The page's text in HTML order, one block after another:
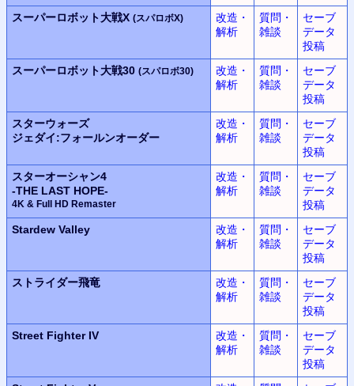
スーパーロボット大戦X (スパロボX)
改造・
解析
質問・
雑談
セーブ
データ
投稿
スーパーロボット大戦30 (スパロボ30)
改造・
解析
質問・
雑談
セーブ
データ
投稿
スターウォーズ
ジェダイ:フォールンオーダー
改造・
解析
質問・
雑談
セーブ
データ
投稿
スターオーシャン4
-THE LAST HOPE-
4K & Full HD Remaster
改造・
解析
質問・
雑談
セーブ
データ
投稿
Stardew Valley
改造・
解析
質問・
雑談
セーブ
データ
投稿
ストライダー飛竜
改造・
解析
質問・
雑談
セーブ
データ
投稿
Street Fighter IV
改造・
解析
質問・
雑談
セーブ
データ
投稿